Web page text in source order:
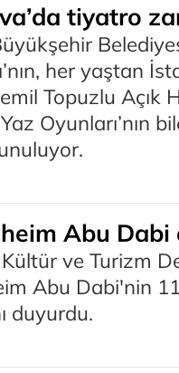
tiyatro
her yaştan
Topuzlu Açık
Oyunları’nın
Abu Dabi
ve Turizm
Abu Dabi'nin
duyurdu.